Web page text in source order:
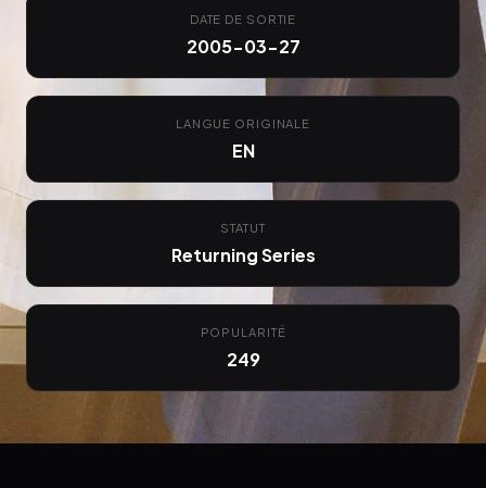
DATE DE SORTIE
2005-03-27
LANGUE ORIGINALE
EN
STATUT
Returning Series
POPULARITÉ
249